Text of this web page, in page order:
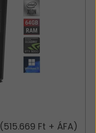
(515.669 Ft + ÁFA)